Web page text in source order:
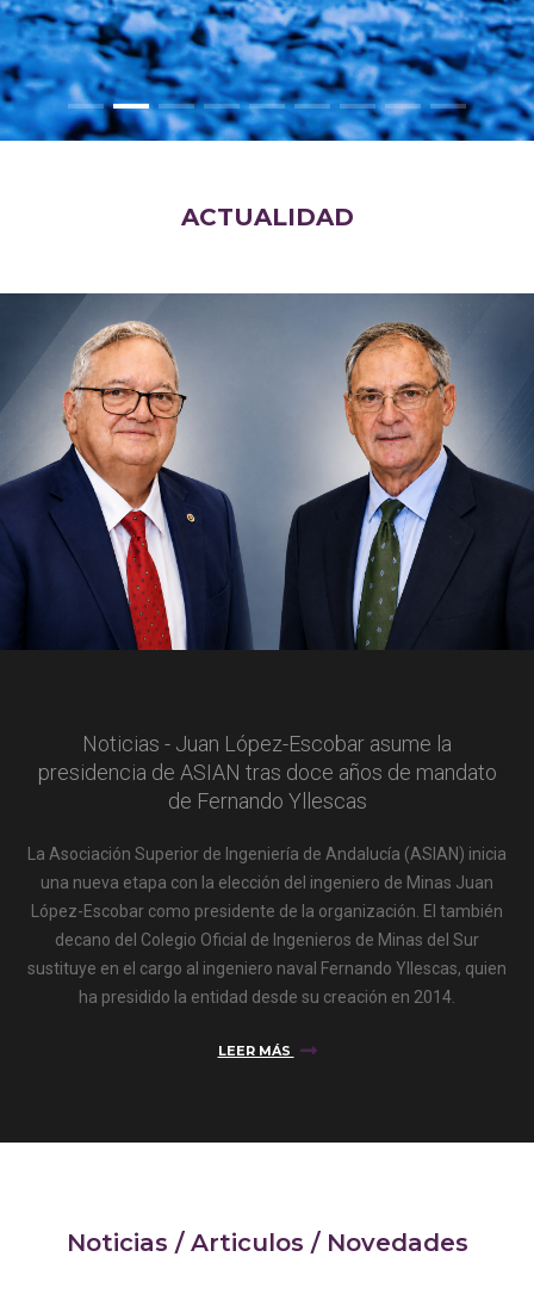
ACTUALIDAD
Noticias - Juan López-Escobar asume la
presidencia de ASIAN tras doce años de mandato
de Fernando Yllescas
La Asociación Superior de Ingeniería de Andalucía (ASIAN) inicia
una nueva etapa con la elección del ingeniero de Minas Juan
López-Escobar como presidente de la organización. El también
decano del Colegio Oficial de Ingenieros de Minas del Sur
sustituye en el cargo al ingeniero naval Fernando Yllescas, quien
ha presidido la entidad desde su creación en 2014.
LEER MÁS
Noticias / Articulos / Novedades